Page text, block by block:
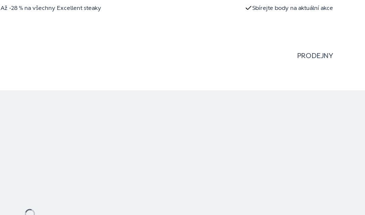
Až -28 % na všechny Excellent steaky Sbírejte body na aktuální akce
PRODEJNY